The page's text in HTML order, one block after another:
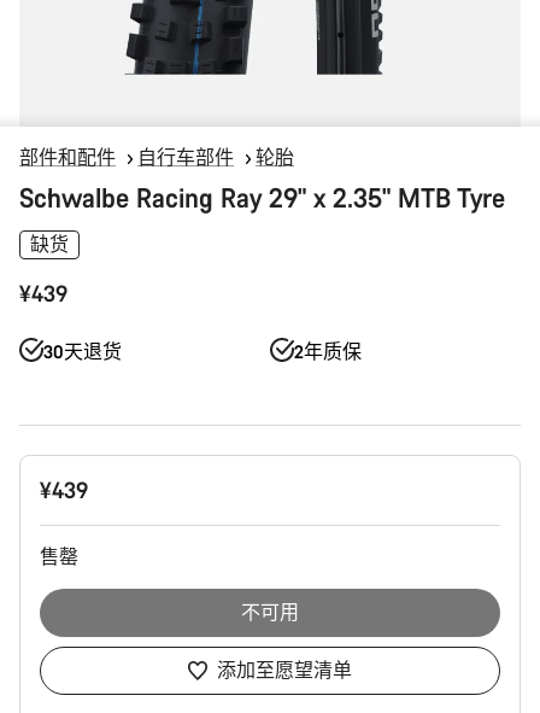
部件和配件 自行车部件 轮胎
Schwalbe Racing Ray 29" x 2.35" MTB Tyre
缺货
¥439
30天退货 2年质保
产
¥439
售罄
不可用
添加至愿望清单